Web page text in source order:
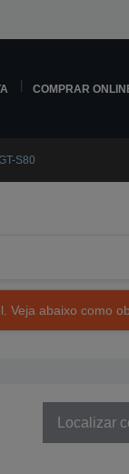
COMPRAR
S80
abaixo como
Localizar